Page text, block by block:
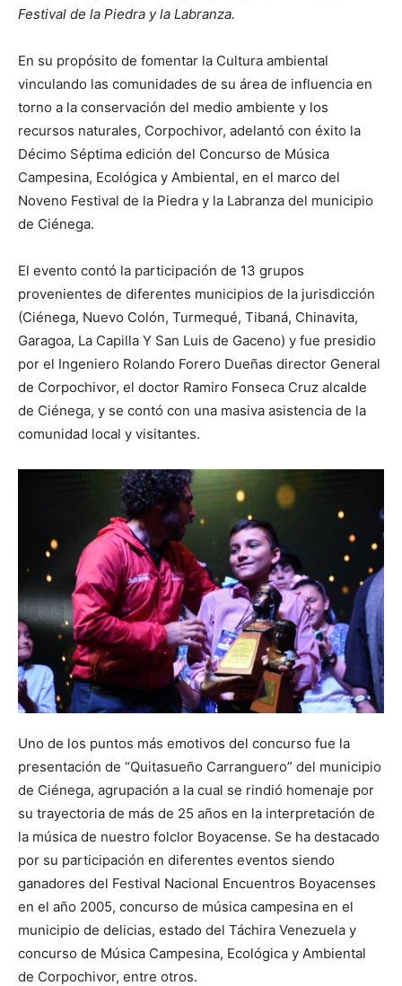
Festival de la Piedra y la Labranza.
En su propósito de fomentar la Cultura ambiental
vinculando las comunidades de su área de influencia en
torno a la conservación del medio ambiente y los
recursos naturales, Corpochivor, adelantó con éxito la
Décimo Séptima edición del Concurso de Música
Campesina, Ecológica y Ambiental, en el marco del
Noveno Festival de la Piedra y la Labranza del municipio
de Ciénega.
El evento contó la participación de 13 grupos
provenientes de diferentes municipios de la jurisdicción
(Ciénega, Nuevo Colón, Turmequé, Tibaná, Chinavita,
Garagoa, La Capilla Y San Luis de Gaceno) y fue presidio
por el Ingeniero Rolando Forero Dueñas director General
de Corpochivor, el doctor Ramiro Fonseca Cruz alcalde
de Ciénega, y se contó con una masiva asistencia de la
comunidad local y visitantes.
Uno de los puntos más emotivos del concurso fue la
presentación de “Quitasueño Carranguero” del municipio
de Ciénega, agrupación a la cual se rindió homenaje por
su trayectoria de más de 25 años en la interpretación de
la música de nuestro folclor Boyacense. Se ha destacado
por su participación en diferentes eventos siendo
ganadores del Festival Nacional Encuentros Boyacenses
en el año 2005, concurso de música campesina en el
municipio de delicias, estado del Táchira Venezuela y
concurso de Música Campesina, Ecológica y Ambiental
de Corpochivor, entre otros.